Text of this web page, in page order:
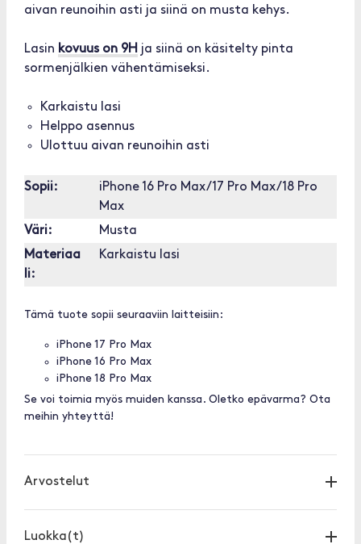
aivan reunoihin asti ja siinä on musta kehys.
Lasin kovuus on 9H ja siinä on käsitelty pinta
sormenjälkien vähentämiseksi.
Karkaistu lasi
Helppo asennus
Ulottuu aivan reunoihin asti
Sopii:
iPhone 16 Pro Max/17 Pro Max/18 Pro
Max
Väri:
Musta
Materiaa
li:
Karkaistu lasi
Tämä tuote sopii seuraaviin laitteisiin:
iPhone 17 Pro Max
iPhone 16 Pro Max
iPhone 18 Pro Max
Se voi toimia myös muiden kanssa. Oletko epävarma? Ota
meihin yhteyttä!
Arvostelut
Luokka(t)